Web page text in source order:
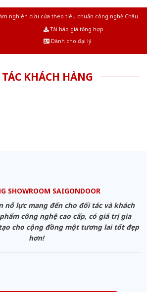
nghiên cứu cửa theo tiêu chuẩn công nghệ Châu
Tải báo giá tổng hợp
Dành cho đại lý
KHÁCH HÀNG
SHOWROOM SAIGONDOOR
nỗ lực mang đến cho đối tác và khách
công nghệ cao cấp, có giá trị gia
cho cộng đồng một tương lai tốt đẹp
hơn!